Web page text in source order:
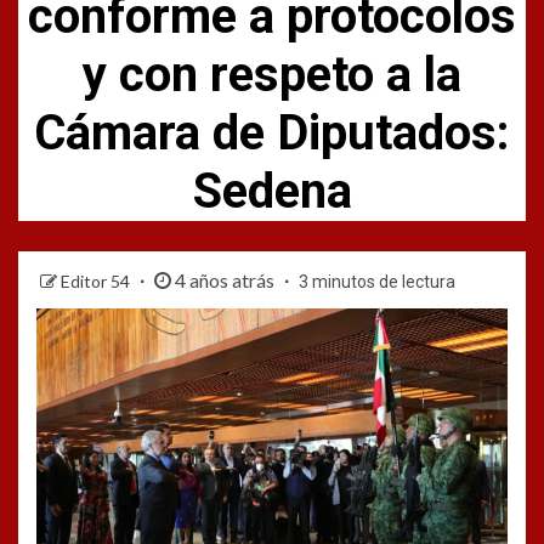
conforme a protocolos
y con respeto a la
Cámara de Diputados:
Sedena
Editor 54 4 años atrás 3 minutos de lectura